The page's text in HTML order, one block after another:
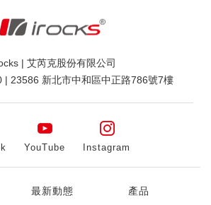
| 艾芮克股份有限公司
| 23586 新北市中和區中正路786號7樓
YouTube Instagram
最新動態
產品